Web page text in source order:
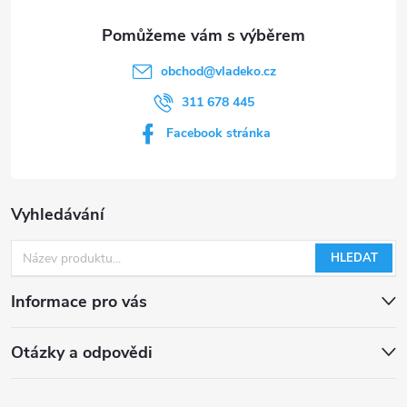
Vyhledávání
HLEDAT
Informace pro vás
Otázky a odpovědi
obchod@vladeko.cz
311 678 445
Facebook stránka